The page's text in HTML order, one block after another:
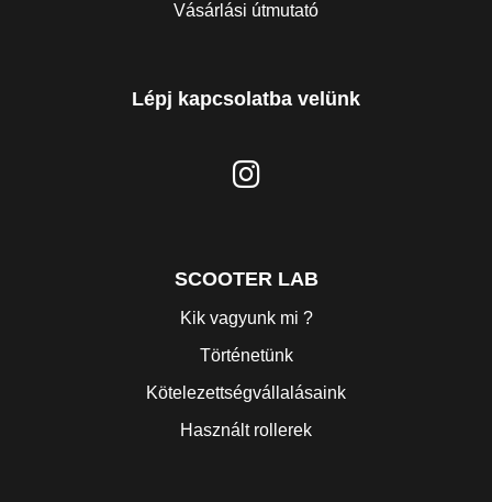
Vásárlási útmutató
Lépj kapcsolatba velünk
SCOOTER LAB
Kik vagyunk mi ?
Történetünk
Kötelezettségvállalásaink
Használt rollerek